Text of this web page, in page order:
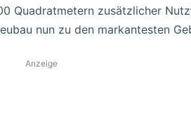
Quadratmetern zusätzlicher
nun zu den markantesten
Anzeige